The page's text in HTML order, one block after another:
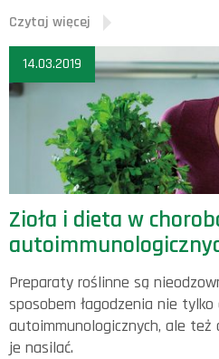
Czytaj więcej
14.03.2019
Zioła i dieta w
Preparaty roślinne są
sposobem łagodzenia nie
autoimmunologicznych, ale też
je nasilać.